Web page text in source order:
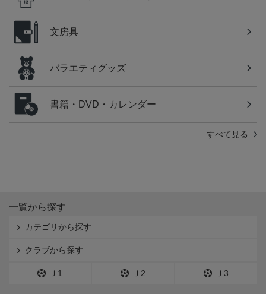
文房具
バラエティグッズ
書籍・DVD・カレンダー
すべて見る
一覧から探す
カテゴリから探す
クラブから探す
Ｊ1 Ｊ2 Ｊ3